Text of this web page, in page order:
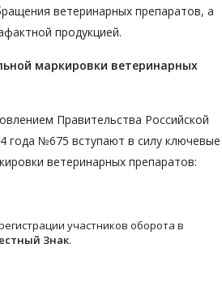
ветеринарных препаратов, а
продукцией.
маркировки ветеринарных
Правительства Российской
года №675 вступают в силу ключевые
ветеринарных препаратов:
участников оборота в
Знак.